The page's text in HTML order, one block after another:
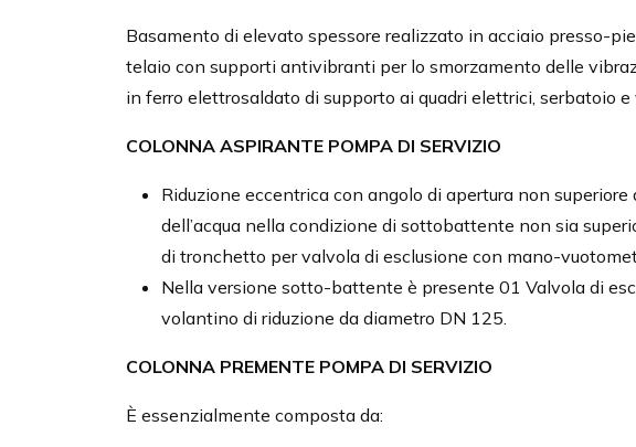
Basamento di elevato spessore realizzato in acciaio presso-
telaio con supporti antivibranti per lo smorzamento delle
in ferro elettrosaldato di supporto ai quadri elettrici, serbatoio
COLONNA ASPIRANTE POMPA DI SERVIZIO
Riduzione eccentrica con angolo di apertura non
dell’acqua nella condizione di sottobattente non sia
di tronchetto per valvola di esclusione con mano-
Nella versione sotto-battente è presente 01 Valvola di
volantino di riduzione da diametro DN 125.
COLONNA PREMENTE POMPA DI SERVIZIO
È essenzialmente composta da: